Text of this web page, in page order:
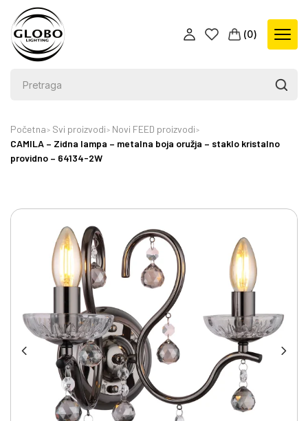
(0)
Početna Svi proizvodi
Novi FEED proizvodi
CAMILA – Zidna lampa – metalna boja oružja – staklo kristalno
providno – 64134-2W